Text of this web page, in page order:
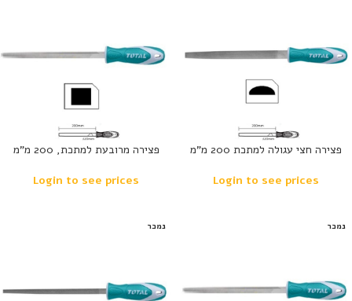
פצירה חצי עגולה למתכת 200 מ”מ
Login to see prices
פצירה מרובעת למתכת, 200 מ”מ
Login to see prices
נמכר נמכר